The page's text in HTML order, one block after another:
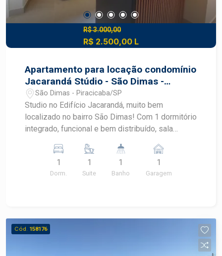
R$ 3.000,00
R$ 2.500,00 L
Apartamento para locação condomínio
Jacarandá Stúdio - São Dimas -
Piracicaba
São Dimas - Piracicaba/SP
Studio no Edifício Jacarandá, muito bem
localizado no bairro São Dimas! Com 1 dormitório
integrado, funcional e bem distribuído, sala
armários,1 banheiro, área de serviço, armários
planejados e 01 vaga de garagem. Agende sua
visita com um corretor especialista na imobiliária
1
Dorm.
1
Suite
1
Banho
1
Garagem
Cód. 158176